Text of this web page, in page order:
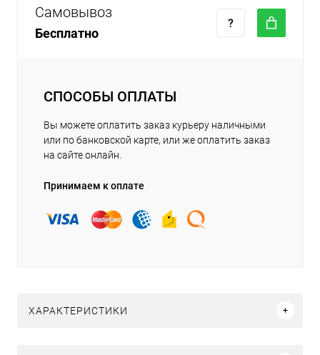
Самовывоз
Бесплатно
СПОСОБЫ ОПЛАТЫ
Вы можете оплатить заказ курьеру наличными
или по банковской карте, или же оплатить заказ
на сайте онлайн.
Принимаем к оплате
ХАРАКТЕРИСТИКИ